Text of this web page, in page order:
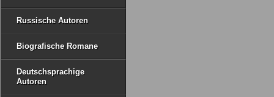
Russische Autoren
Biografische Romane
Deutschsprachige
Autoren